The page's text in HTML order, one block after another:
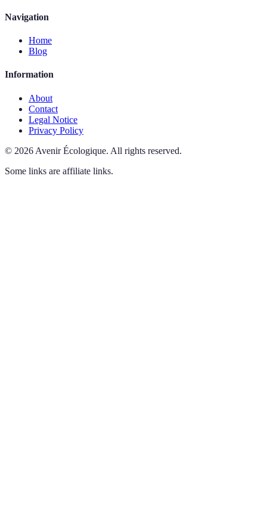
Navigation
Home
Blog
Information
About
Contact
Legal Notice
Privacy Policy
© 2026 Avenir Écologique. All rights reserved.
Some links are affiliate links.